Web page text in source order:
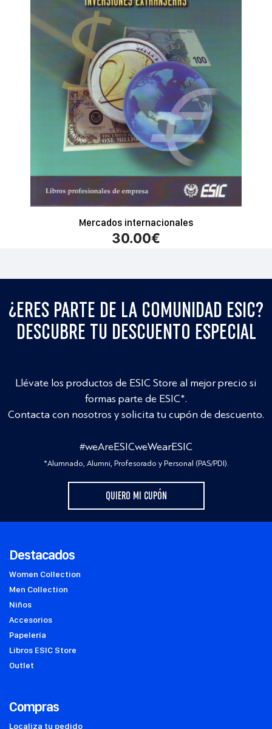
Mercados internacionales
30.00€
¿ERES PARTE DE LA COMUNIDAD ESIC?
DESCUBRE TU DESCUENTO ESPECIAL
Llévate los productos de ESIC Store al mejor precio si
formas parte de ESIC*.
Contacta con nosotros y solicita tu cupón de descuento.
#weAreESICweWearESIC
*Alumnado, Alumni, Profesorado y Personal (PAS/PDI).
QUIERO MI CUPÓN
Destacados
Women Collection
Men Collection
Niños
Accesorios
Papelería
Libros ESIC Store
Outlet
Compras
Localiza tu pedido